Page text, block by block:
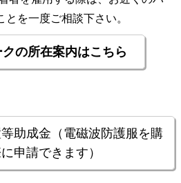
を一度ご相談下さい。
の所在案内はこちら
助成金（電磁波防護服を購
申請できます）